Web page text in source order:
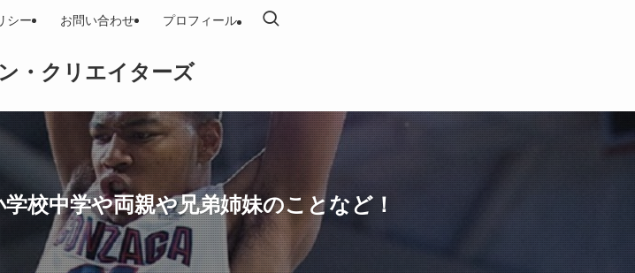
・クリエイターズ
シー お問い合わせ プロフィール
校中学や両親や兄弟姉妹のことなど！